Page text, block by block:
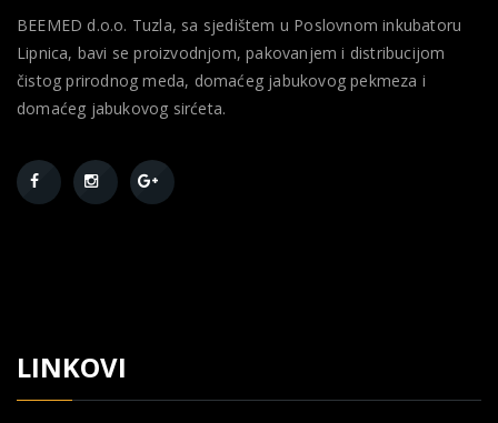
BEEMED d.o.o. Tuzla, sa sjedištem u Poslovnom inkubatoru
Lipnica, bavi se proizvodnjom, pakovanjem i distribucijom
čistog prirodnog meda, domaćeg jabukovog pekmeza i
domaćeg jabukovog sirćeta.
LINKOVI